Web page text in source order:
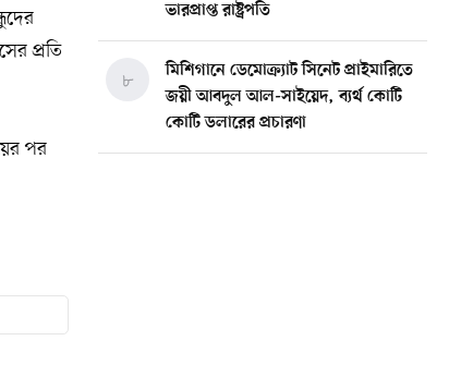
প্রতি
পর
ভারপ্রাপ্ত রাষ্ট্রপতি
মিশিগানে ডেমোক্র্যাট সিনেট প্রাইমারিতে
জয়ী আবদুল আল-সাইয়েদ, ব্যর্থ কোটি
কোটি ডলারের প্রচারণা
৮